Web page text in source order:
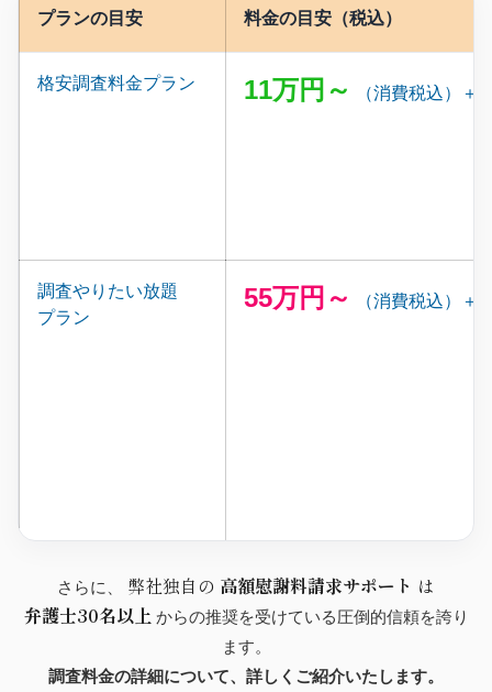
プランの目安 料金の目安（税込）
格安調査料金プラン 11万円～ （消費税込）＋
調査やりたい放題
プラン
55万円～ （消費税込）＋
さらに、 弊社独自の 高額慰謝料請求サポート は
弁護士30名以上 からの推奨を受けている圧倒的信頼を誇り
ます。
調査料金の詳細について、詳しくご紹介いたします。